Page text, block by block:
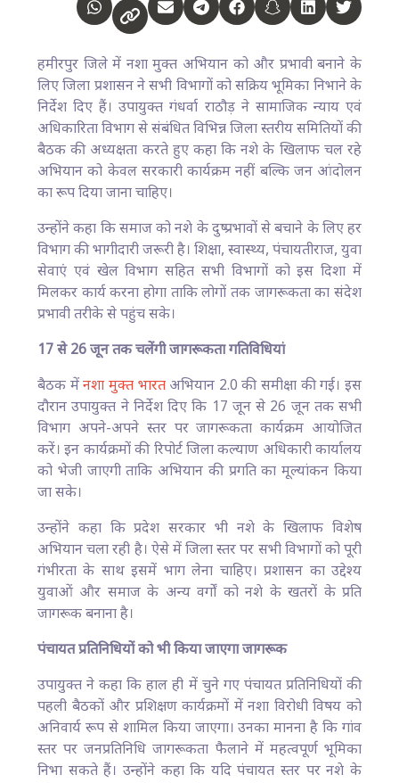
हमीरपुर जिले में नशा मुक्त अभियान को और प्रभावी बनाने के
लिए जिला प्रशासन ने सभी विभागों को सक्रिय भूमिका निभाने के
निर्देश दिए हैं। उपायुक्त गंधर्वा राठौड़ ने सामाजिक न्याय एवं
अधिकारिता विभाग से संबंधित विभिन्न जिला स्तरीय समितियों की
बैठक की अध्यक्षता करते हुए कहा कि नशे के खिलाफ चल रहे
अभियान को केवल सरकारी कार्यक्रम नहीं बल्कि जन आंदोलन
का रूप दिया जाना चाहिए।
उन्होंने कहा कि समाज को नशे के दुष्प्रभावों से बचाने के लिए हर
विभाग की भागीदारी जरूरी है। शिक्षा, स्वास्थ्य, पंचायतीराज, युवा
सेवाएं एवं खेल विभाग सहित सभी विभागों को इस दिशा में
मिलकर कार्य करना होगा ताकि लोगों तक जागरूकता का संदेश
प्रभावी तरीके से पहुंच सके।
17 से 26 जून तक चलेंगी जागरूकता गतिविधियां
बैठक मेंनशा मुक्त भारत अभियान 2.0 की समीक्षा की गई। इस
दौरान उपायुक्त ने निर्देश दिए कि 17 जून से 26 जून तक सभी
विभाग अपने-अपने स्तर पर जागरूकता कार्यक्रम आयोजित
करें। इन कार्यक्रमों की रिपोर्ट जिला कल्याण अधिकारी कार्यालय
को भेजी जाएगी ताकि अभियान की प्रगति का मूल्यांकन किया
जा सके।
उन्होंने कहा कि प्रदेश सरकार भी नशे के खिलाफ विशेष
अभियान चला रही है। ऐसे में जिला स्तर पर सभी विभागों को पूरी
गंभीरता के साथ इसमें भाग लेना चाहिए। प्रशासन का उद्देश्य
युवाओं और समाज के अन्य वर्गों को नशे के खतरों के प्रति
जागरूक बनाना है।
पंचायत प्रतिनिधियों को भी किया जाएगा जागरूक
उपायुक्त ने कहा कि हाल ही में चुने गए पंचायत प्रतिनिधियों की
पहली बैठकों और प्रशिक्षण कार्यक्रमों में नशा विरोधी विषय को
अनिवार्य रूप से शामिल किया जाएगा। उनका मानना है कि गांव
स्तर पर जनप्रतिनिधि जागरूकता फैलाने में महत्वपूर्ण भूमिका
निभा सकते हैं। उन्होंने कहा कि यदि पंचायत स्तर पर नशे के